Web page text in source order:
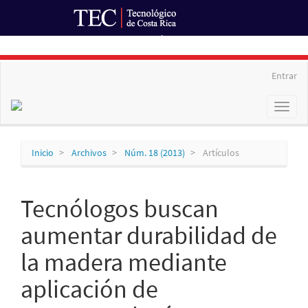
Entrar
Toggle
Inicio Archivos Núm. 18 (2013) Artículos
Tecnólogos buscan
aumentar durabilidad de
la madera mediante
aplicación de